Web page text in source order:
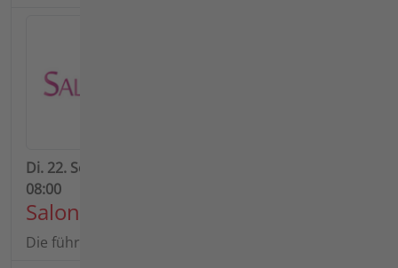
Di. 22. Sept. 2026 - Do. 24. Sept. 2026 | Beginn:
08:00
Salonvert 2026
Die führende Fachmesse für Outdoor-Aktivitäten